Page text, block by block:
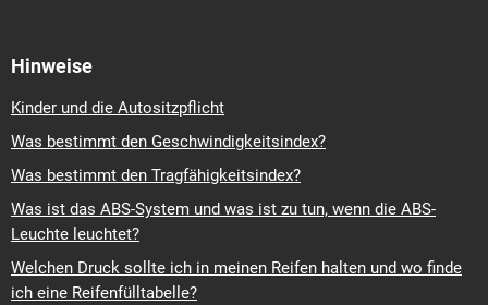
Hinweise
Kinder und die Autositzpflicht
Was bestimmt den Geschwindigkeitsindex?
Was bestimmt den Tragfähigkeitsindex?
Was ist das ABS-System und was ist zu tun, wenn die ABS-
Leuchte leuchtet?
Welchen Druck sollte ich in meinen Reifen halten und wo finde
ich eine Reifenfülltabelle?